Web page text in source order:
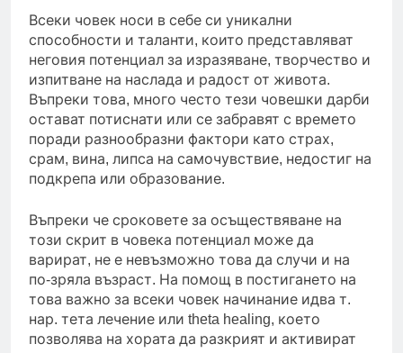
Всеки човек носи в себе си уникални
способности и таланти, които представляват
неговия потенциал за изразяване, творчество и
изпитване на наслада и радост от живота.
Въпреки това, много често тези човешки дарби
остават потиснати или се забравят с времето
поради разнообразни фактори като страх,
срам, вина, липса на самочувствие, недостиг на
подкрепа или образование.
Въпреки че сроковете за осъществяване на
този скрит в човека потенциал може да
варират, не е невъзможно това да случи и на
по-зряла възраст. На помощ в постигането на
това важно за всеки човек начинание идва т.
нар. тета лечение или theta healing, което
позволява на хората да разкрият и активират